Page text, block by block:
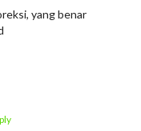
yang benar